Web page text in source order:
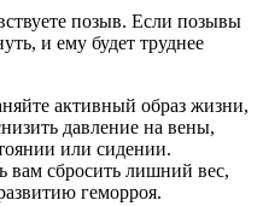
позыв. Если позывы
и ему будет труднее
активный образ жизни,
давление на вены,
или сидении.
вам сбросить лишний вес,
геморроя.